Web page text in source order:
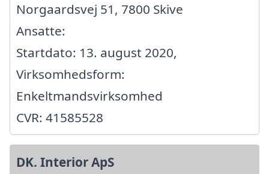
Norgaardsvej 51, 7800 Skive
Ansatte:
Startdato: 13. august 2020,
Virksomhedsform:
Enkeltmandsvirksomhed
CVR: 41585528
DK. Interior ApS